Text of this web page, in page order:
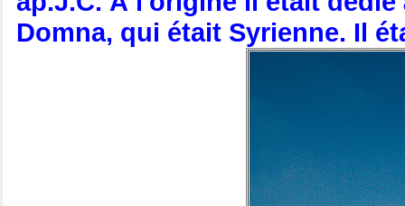
Domna, qui était Syrienne. Il